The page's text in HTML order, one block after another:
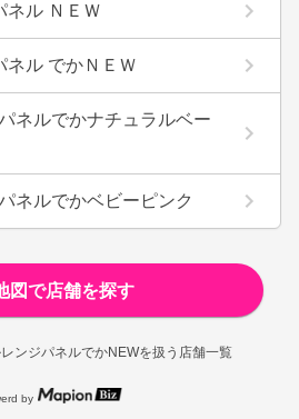
ンジパネルでかNEWを扱う店舗一覧
ネル ＮＥＷ
ネル でかＮＥＷ
ネルでかナチュラルベー
ネルでかベビーピンク
図で店舗を探す
by